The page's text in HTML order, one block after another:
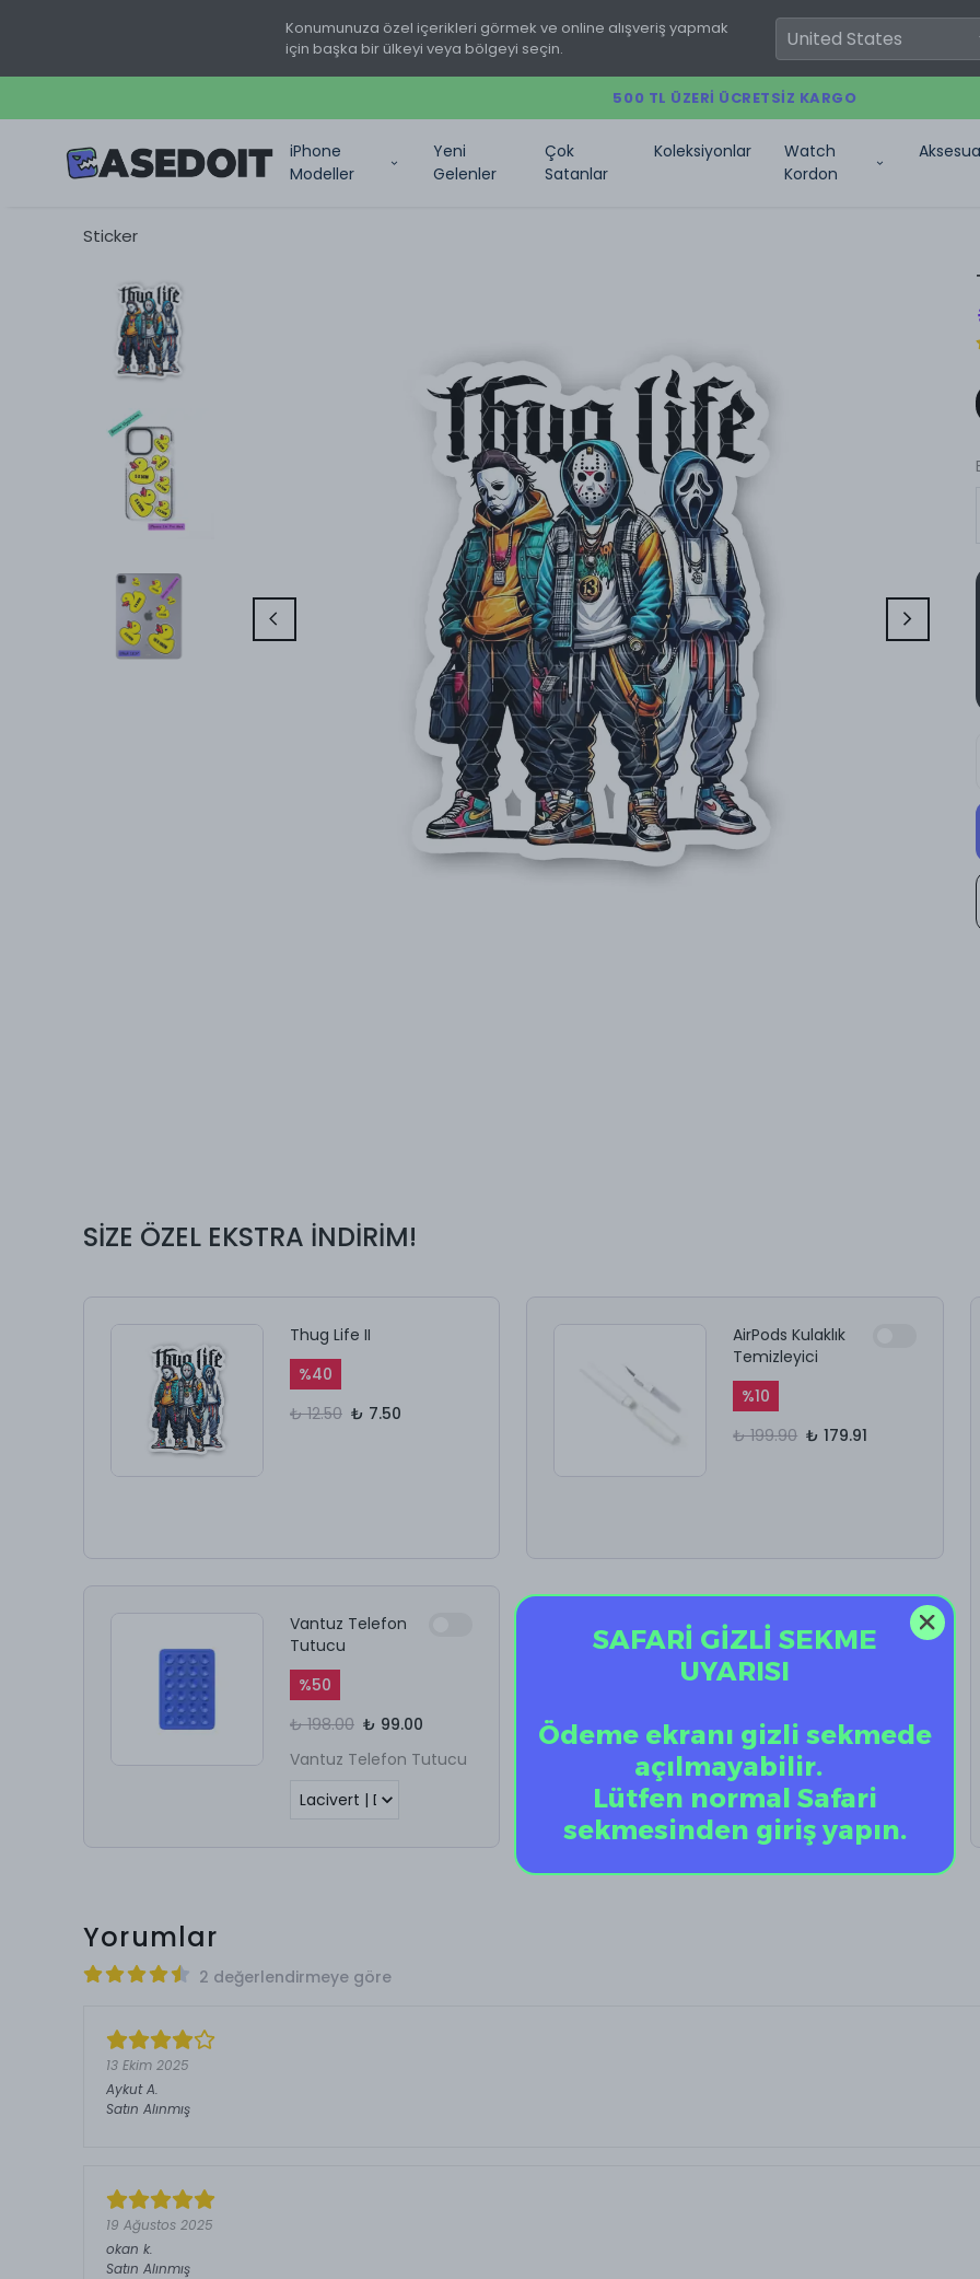
Konumunuza özel içerikleri görmek ve online alışveriş yapmak
için başka bir ülkeyi veya bölgeyi seçin.
500 TL ÜZERI ÜCRETSIZ KARGO
iPhone
Modeller
Yeni
Gelenler
Çok
Satanlar
Koleksiyonlar
Watch
Kordon
Sticker
SİZE ÖZEL EKSTRA İNDİRİM!
Thug Life II
%40
₺ 12.50 ₺ 7.50
AirPods Kulaklık
Temizleyici
%10
₺ 199.90 ₺ 179.91
Vantuz Telefon
Tutucu
%50
₺ 198.00 ₺ 99.00
Vantuz Telefon Tutucu
Yorumlar
2 değerlendirmeye göre
13 Ekim 2025
Aykut A.
Satın Alınmış
19 Ağustos 2025
okan k.
Satın Alınmış
SAFARİ GİZLİ SEKME
UYARISI
Ödeme ekranı gizli sekmede
açılmayabilir.
Lütfen normal Safari
sekmesinden giriş yapın.